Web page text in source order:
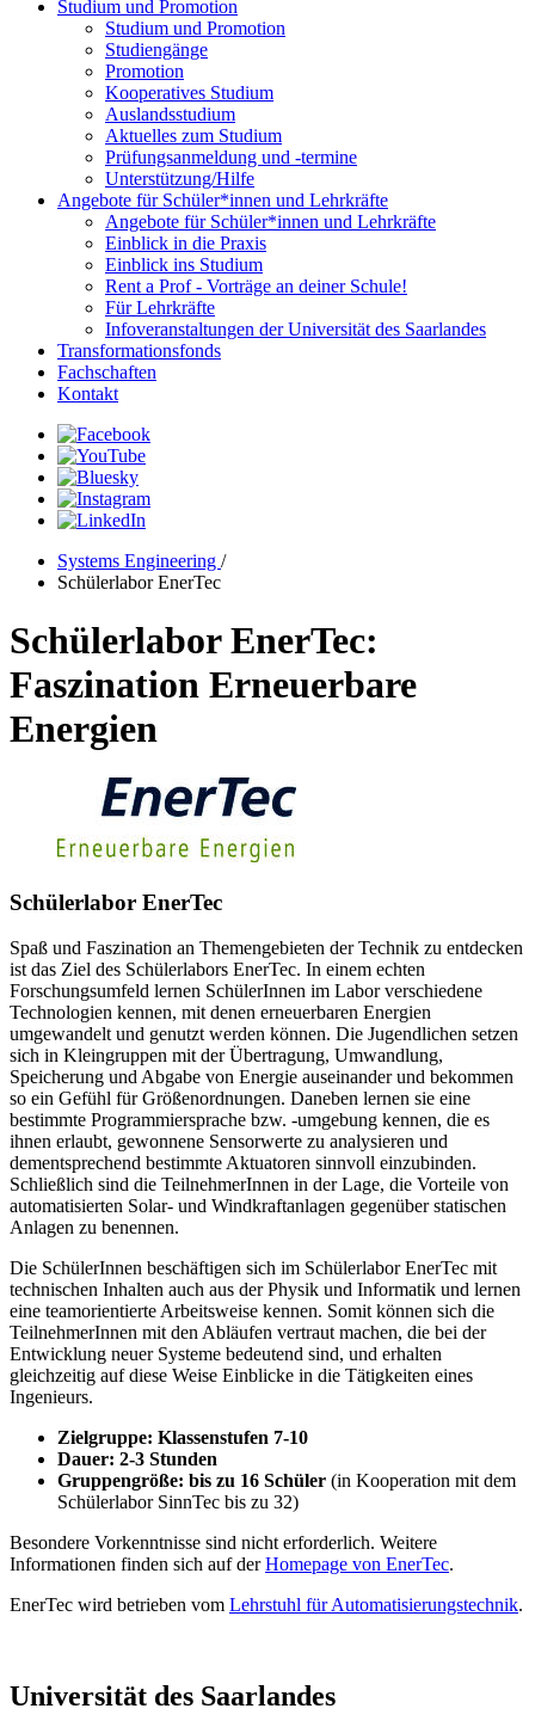
Studium und Promotion
Studium und Promotion
Studiengänge
Promotion
Kooperatives Studium
Auslandsstudium
Aktuelles zum Studium
Prüfungsanmeldung und -termine
Unterstützung/Hilfe
Angebote für Schüler*innen und Lehrkräfte
Angebote für Schüler*innen und Lehrkräfte
Einblick in die Praxis
Einblick ins Studium
Rent a Prof - Vorträge an deiner Schule!
Für Lehrkräfte
Infoveranstaltungen der Universität des Saarlandes
Transformationsfonds
Fachschaften
Kontakt
Systems Engineering /
Schülerlabor EnerTec
Schülerlabor EnerTec:
Faszination Erneuerbare
Energien
Schülerlabor EnerTec
Spaß und Faszination an Themengebieten der Technik zu entdecken
ist das Ziel des Schülerlabors EnerTec. In einem echten
Forschungsumfeld lernen SchülerInnen im Labor verschiedene
Technologien kennen, mit denen erneuerbaren Energien
umgewandelt und genutzt werden können. Die Jugendlichen setzen
sich in Kleingruppen mit der Übertragung, Umwandlung,
Speicherung und Abgabe von Energie auseinander und bekommen
so ein Gefühl für Größenordnungen. Daneben lernen sie eine
bestimmte Programmiersprache bzw. -umgebung kennen, die es
ihnen erlaubt, gewonnene Sensorwerte zu analysieren und
dementsprechend bestimmte Aktuatoren sinnvoll einzubinden.
Schließlich sind die TeilnehmerInnen in der Lage, die Vorteile von
automatisierten Solar- und Windkraftanlagen gegenüber statischen
Anlagen zu benennen.
Die SchülerInnen beschäftigen sich im Schülerlabor EnerTec mit
technischen Inhalten auch aus der Physik und Informatik und lernen
eine teamorientierte Arbeitsweise kennen. Somit können sich die
TeilnehmerInnen mit den Abläufen vertraut machen, die bei der
Entwicklung neuer Systeme bedeutend sind, und erhalten
gleichzeitig auf diese Weise Einblicke in die Tätigkeiten eines
Ingenieurs.
Zielgruppe: Klassenstufen 7-10
Dauer: 2-3 Stunden
Gruppengröße: bis zu 16 Schüler (in Kooperation mit dem
Schülerlabor SinnTec bis zu 32)
Besondere Vorkenntnisse sind nicht erforderlich. Weitere
Informationen finden sich auf derHomepage von EnerTec.
EnerTec wird betrieben vom Lehrstuhl für Automatisierungstechnik.
Universität des Saarlandes